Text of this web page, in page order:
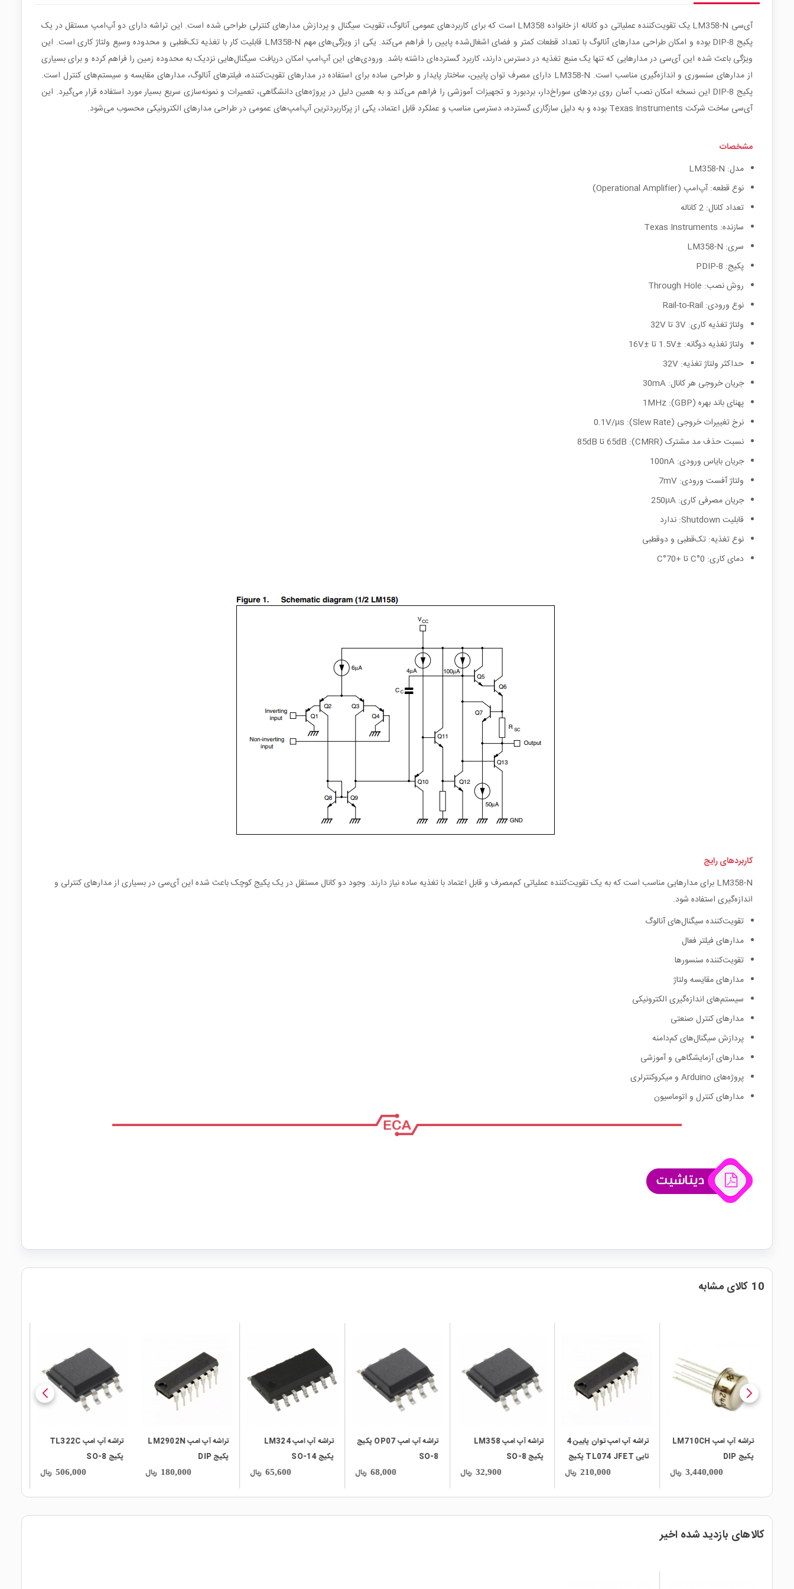
آی‌سی LM358-N یک تقویت‌کننده عملیاتی دو کاناله از خانواده LM358 است که برای کاربردهای عمومی آنالوگ، تقویت سیگنال و پردازش مدارهای کنترلی طراحی شده است. این تراشه دارای دو آپ‌امپ مستقل در یک
پکیج DIP-8 بوده و امکان طراحی مدارهای آنالوگ با تعداد قطعات کمتر و فضای اشغال‌شده پایین را فراهم می‌کند.
یکی از ویژگی‌های مهم LM358-N قابلیت کار با تغذیه تک‌قطبی و محدوده وسیع ولتاژ کاری است. این
ویژگی باعث شده این آی‌سی در مدارهایی که تنها یک منبع تغذیه در دسترس دارند، کاربرد گسترده‌ای داشته باشد. ورودی‌های این آپ‌امپ امکان دریافت سیگنال‌هایی نزدیک به محدوده زمین را فراهم کرده و برای بسیاری
از مدارهای سنسوری و اندازه‌گیری مناسب است. LM358-N دارای مصرف توان پایین، ساختار پایدار و طراحی ساده برای استفاده در مدارهای تقویت‌کننده، فیلترهای آنالوگ، مدارهای مقایسه و سیستم‌های کنترل است.
پکیج DIP-8 این نسخه امکان نصب آسان روی بردهای سوراخ‌دار، بردبورد و تجهیزات آموزشی را فراهم می‌کند و به همین دلیل در پروژه‌های دانشگاهی، تعمیرات و نمونه‌سازی سریع بسیار مورد استفاده قرار می‌گیرد. این
آی‌سی ساخت شرکت Texas Instruments بوده و به دلیل سازگاری گسترده، دسترسی مناسب و عملکرد قابل اعتماد، یکی از پرکاربردترین آپ‌امپ‌های عمومی در طراحی مدارهای الکترونیکی محسوب می‌شود.
مشخصات
مدل: LM358-N
نوع قطعه: آپ‌امپ (Operational Amplifier)
تعداد کانال: 2 کاناله
سازنده: Texas Instruments
سری: LM358-N
پکیج: PDIP-8
روش نصب: Through Hole
نوع ورودی: Rail-to-Rail
ولتاژ تغذیه کاری: 3V تا 32V
ولتاژ تغذیه دوگانه: ±1.5V تا ±16V
حداکثر ولتاژ تغذیه: 32V
جریان خروجی هر کانال: 30mA
پهنای باند بهره (GBP): 1MHz
نرخ تغییرات خروجی (Slew Rate): 0.1V/µs
نسبت حذف مد مشترک (CMRR): 65dB تا 85dB
جریان بایاس ورودی: 100nA
ولتاژ آفست ورودی: 7mV
جریان مصرفی کاری: 250µA
قابلیت Shutdown: ندارد
نوع تغذیه: تک‌قطبی و دو‌قطبی
دمای کاری: 0°C تا +70°C
کاربردهای رایج
LM358-N برای مدارهایی مناسب است که به یک تقویت‌کننده عملیاتی کم‌مصرف و قابل اعتماد با تغذیه ساده نیاز دارند. وجود دو کانال مستقل در یک پکیج کوچک باعث شده این آی‌سی در بسیاری از مدارهای کنترلی و
اندازه‌گیری استفاده شود.
تقویت‌کننده سیگنال‌های آنالوگ
مدارهای فیلتر فعال
تقویت‌کننده سنسورها
مدارهای مقایسه ولتاژ
سیستم‌های اندازه‌گیری الکترونیکی
مدارهای کنترل صنعتی
پردازش سیگنال‌های کم‌دامنه
مدارهای آزمایشگاهی و آموزشی
پروژه‌های Arduino و میکروکنترلری
مدارهای کنترل و اتوماسیون
10 کالای مشابه
تراشه آپ امپ LM710CH
پکیج DIP
3,440,000 ریال
تراشه آپ امپ توان پایین 4
تایی TL074 JFET پکیج
210,000 ریال
تراشه آپ امپ LM358
پکیج SO-8
32,900 ریال
تراشه آپ امپ OP07 پکیج
SO-8
68,000 ریال
تراشه آپ امپ LM324
پکیج SO-14
65,600 ریال
تراشه آپ امپ LM2902N
پکیج DIP
180,000 ریال
تراشه آپ امپ TL322C
پکیج SO-8
506,000 ریال
کالاهای بازدید شده اخیر